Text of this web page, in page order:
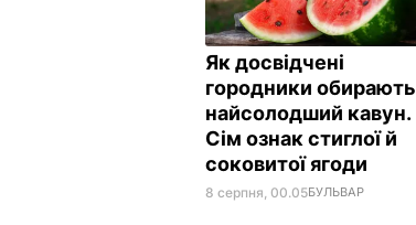
Як досвідчені
городники обирають
найсолодший кавун.
Сім ознак стиглої й
соковитої ягоди
8 серпня, 00.05БУЛЬВАР